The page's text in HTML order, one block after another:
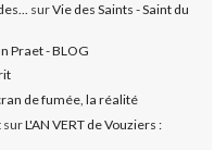
surVie des Saints - Saint du
Praet - BLOG
de fumée, la réalité
surL'AN VERT de Vouziers :